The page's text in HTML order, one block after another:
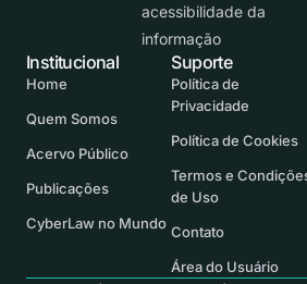
acessibilidade da
informação
Suporte
Política de
Privacidade
Política de Cookies
Termos e
de Uso
Contato
Área do Usuário
Institucional
Home
Quem Somos
Acervo Público
Publicações
CyberLaw no Mundo